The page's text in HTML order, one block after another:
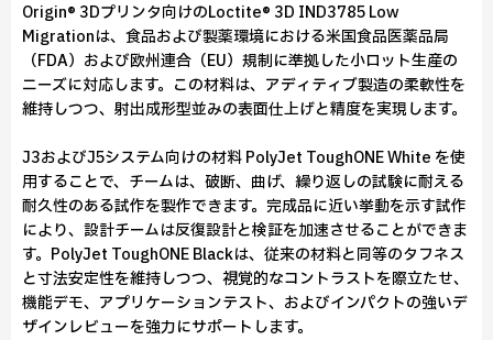
Origin® 3Dプリンタ向けのLoctite® 3D IND3785 Low
Migrationは、食品および製薬環境における米国食品医薬品局
（FDA）および欧州連合（EU）規制に準拠した小ロット生産の
ニーズに対応します。この材料は、アディティブ製造の柔軟性を
維持しつつ、射出成形型並みの表面仕上げと精度を実現します。
J3およびJ5システム向けの材料 PolyJet ToughONE White を使
用することで、チームは、破断、曲げ、繰り返しの試験に耐える
耐久性のある試作を製作できます。完成品に近い挙動を示す試作
により、設計チームは反復設計と検証を加速させることができま
す。PolyJet ToughONE Blackは、従来の材料と同等のタフネス
と寸法安定性を維持しつつ、視覚的なコントラストを際立たせ、
機能デモ、アプリケーションテスト、およびインパクトの強いデ
ザインレビューを強力にサポートします。